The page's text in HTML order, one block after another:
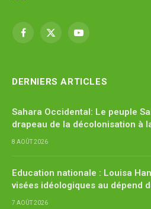
Facebook
X
YouTube
DERNIERS ARTICLES
Sahara Occidental: Le peuple
drapeau de la décolonisation à
8 AOÛT 2026
Education nationale : Louisa
visées idéologiques au dépend
7 AOÛT 2026